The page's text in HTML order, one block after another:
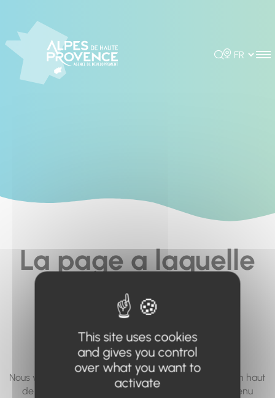
Rechercher
Choisir la
La page a laquelle
vous cherchez à
accéder n'existe
pas... ou plus.
Nous vous invitons à utiliser le moteur de recherche en haut
de page, ou à utiliser le menu pour trouver le contenu
This site uses cookies
and gives you control
over what you want to
activate